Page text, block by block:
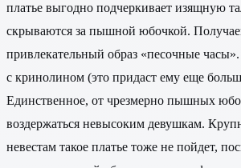
платье выгодно подчеркивает изящную
скрываются за пышной юбочкой.
привлекательный образ «песочные
с кринолином (это придаст ему еще
Единственное, от чрезмерно пышных
воздержаться невысоким девушкам.
невестам такое платье тоже не пойдет,